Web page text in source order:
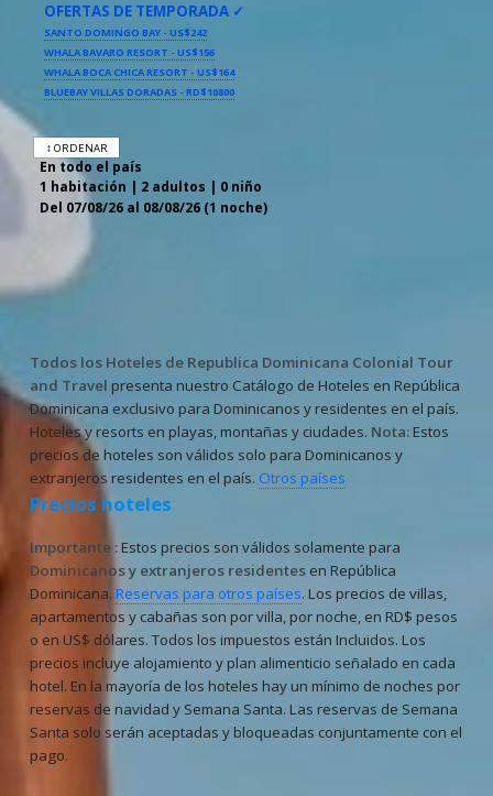
OFERTAS DE TEMPORADA ✓
SANTO DOMINGO BAY - US$242
WHALA BAVARO RESORT - US$156
WHALA BOCA CHICA RESORT - US$164
BLUEBAY VILLAS DORADAS - RD$10800
↕ ORDENAR
En todo el país
1 habitación | 2 adultos | 0 niño
Del 07/08/26 al 08/08/26 (1 noche)
Todos los Hoteles de Republica Dominicana Colonial Tour
and Travel presenta nuestro Catálogo de Hoteles en República
Dominicana exclusivo para Dominicanos y residentes en el país.
Hoteles y resorts en playas, montañas y ciudades. Nota:Estos
precios de hoteles son válidos solo para Dominicanos y
extranjeros residentes en el país. Otros países
Precios hoteles
Importante : Estos precios son válidos solamente para
Dominicanos y extranjeros residentesen República
Dominicana. Reservas para otros países. Los precios de villas,
apartamentos y cabañas son por villa, por noche, en RD$ pesos
o en US$ dólares. Todos los impuestos están Incluidos. Los
precios incluye alojamiento y plan alimenticio señalado en cada
hotel. En la mayoría de los hoteles hay un mínimo de noches por
reservas de navidad y Semana Santa. Las reservas de Semana
Santa solo serán aceptadas y bloqueadas conjuntamente con el
pago.